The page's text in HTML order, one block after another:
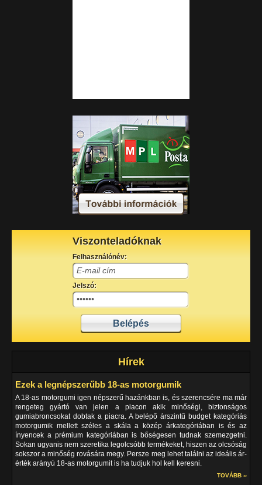
Viszonteladóknak
Felhasználónév:
Jelszó:
Hírek
Ezek a legnépszerűbb 18-as motorgumik
A 18-as motorgumi igen népszerű hazánkban is, és szerencsére ma már
rengeteg gyártó van jelen a piacon akik minőségi, biztonságos
gumiabroncsokat dobtak a piacra. A belépő árszintű budget kategóriás
motorgumik mellett széles a skála a közép árkategóriában is és az
ínyencek a prémium kategóriában is bőségesen tudnak szemezgetni.
Sokan ugyanis nem szeretika legolcsóbb termékeket, hiszen az olcsóság
sokszor a minőség rovására megy. Persze meg lehet találni az ideális ár-
érték arányú 18-as motorgumit is ha tudjuk hol kell keresni.
TOVÁBB ››